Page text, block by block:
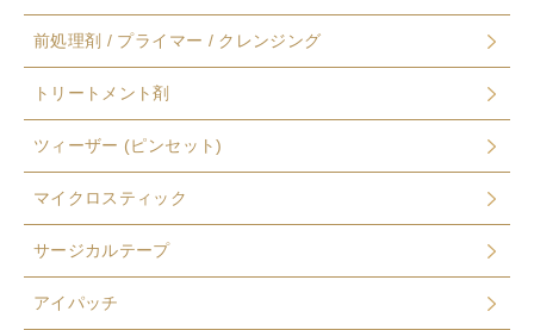
前処理剤 / プライマー / クレンジング
トリートメント剤
ツィーザー (ピンセット)
マイクロスティック
サージカルテープ
アイパッチ